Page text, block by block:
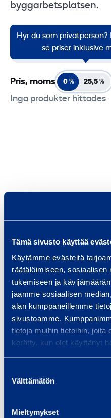
Tämä sivusto käyttää
Käytämme evästeitä
räätälöimiseen, sosiaalisen
tukemiseen ja
jaamme sosiaalisen
alan kumppaneillemme
sivustoamme.
tietoja muihin tietoihin, joita
kerätty, kun olet käyttänyt
valinta
Välttämätön
Mieltymykset
byggarbetsplatsen.
Filter
Inga produkter hittades
Hyr du som
se priser inklusive
Pris, moms 0 % 25,5 %